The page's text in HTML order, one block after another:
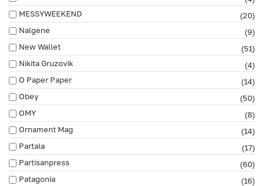
MESSYWEEKEND
(20)
Nalgene
(9)
New Wallet
(51)
Nikita Gruzovik
(4)
O Paper Paper
(14)
Obey
(50)
OMY
(8)
Ornament Mag
(14)
Partala
(17)
Partisanpress
(60)
Patagonia
(16)